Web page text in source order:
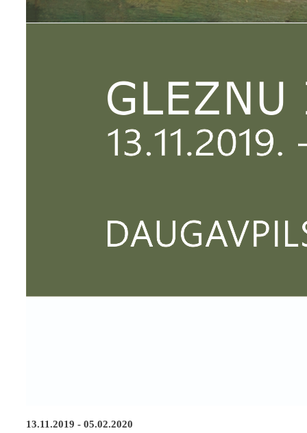
13.11.2019 - 05.02.2020